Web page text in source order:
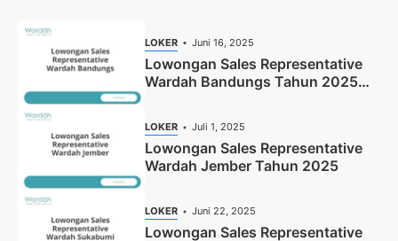
LOKER Juni 16, 2025
Lowongan Sales Representative
Wardah Bandungs Tahun 2025
LOKER Juli 1, 2025
Lowongan Sales Representative
Wardah Jember Tahun 2025
LOKER Juni 22, 2025
Lowongan Sales Representative